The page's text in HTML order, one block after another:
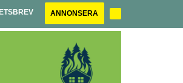
ANNONSERA